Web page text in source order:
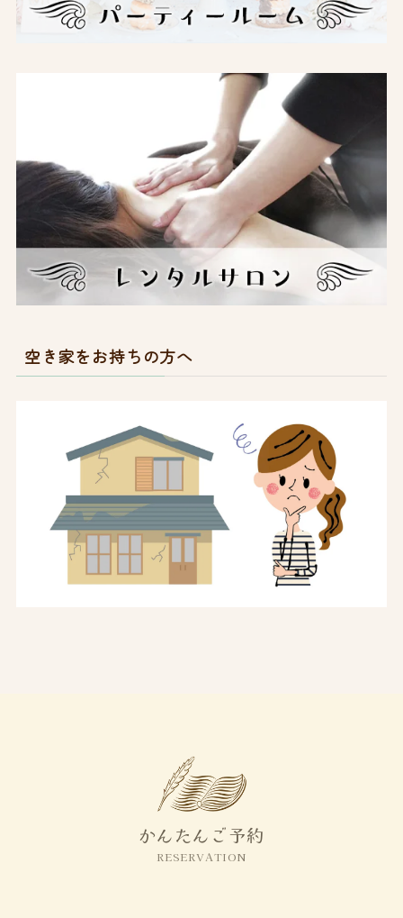
空き家をお持ちの方へ
かんたんご予約
RESERVATION